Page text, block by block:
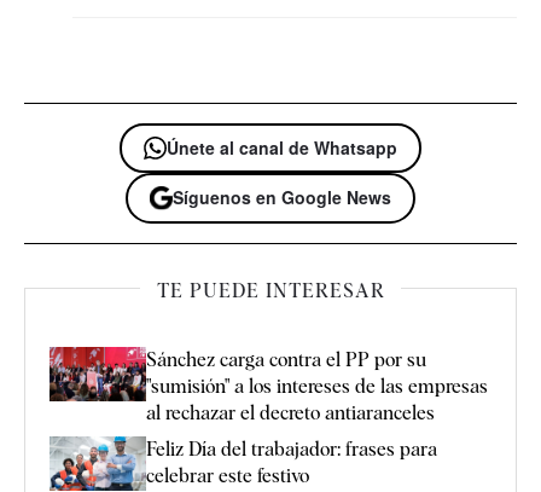
Únete al canal de Whatsapp
Síguenos en Google News
TE PUEDE INTERESAR
Sánchez carga contra el PP por su
"sumisión" a los intereses de las empresas
al rechazar el decreto antiaranceles
Feliz Día del trabajador: frases para
celebrar este festivo